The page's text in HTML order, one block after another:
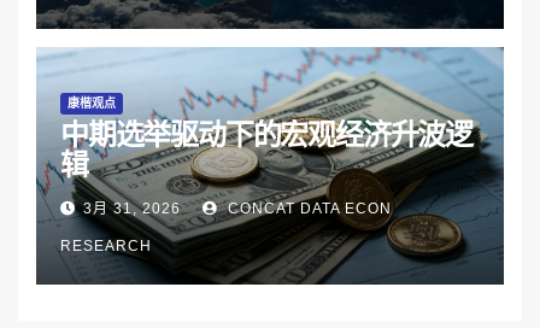
康楷观点
中期选举驱动下的宏观经济升波逻
辑
3月 31, 2026 CONCAT DATA ECON
RESEARCH